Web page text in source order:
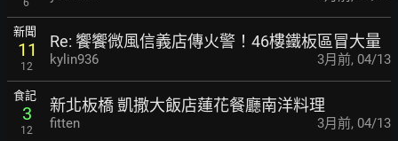
6
新聞
11
12
Re: 饗饗微風信義店傳火警！46樓鐵板區冒大量
kylin936 3月前, 04/13
食記
3
12
新北板橋 凱撒大飯店蓮花餐廳南洋料理
fitten 3月前, 04/13